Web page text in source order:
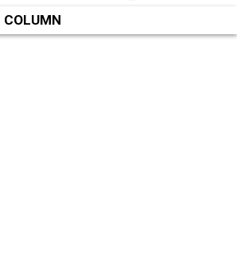
COLUMN